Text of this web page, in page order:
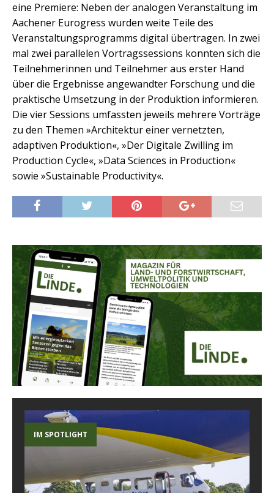
eine Premiere: Neben der analogen Veranstaltung im
Aachener Eurogress wurden weite Teile des
Veranstaltungsprogramms digital übertragen. In zwei
mal zwei parallelen Vortragssessions konnten sich die
Teilnehmerinnen und Teilnehmer aus erster Hand
über die Ergebnisse angewandter Forschung und die
praktische Umsetzung in der Produktion informieren.
Die vier Sessions umfassten jeweils mehrere Vorträge
zu den Themen »Architektur einer vernetzten,
adaptiven Produktion«, »Der Digitale Zwilling im
Production Cycle«, »Data Sciences in Production«
sowie »Sustainable Productivity«.
IM SPOTLIGHT